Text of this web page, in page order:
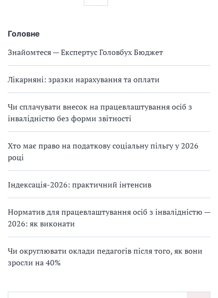
Головне
Знайомтеся — Експертус Головбух Бюджет
Лікарняні: зразки нарахування та оплати
Чи сплачувати внесок на працевлаштування осіб з
інвалідністю без форми звітності
Хто має право на податкову соціальну пільгу у 2026
році
Індексація-2026: практичний інтенсив
Норматив для працевлаштування осіб з інвалідністю —
2026: як виконати
Чи округлювати оклади педагогів після того, як вони
зросли на 40%